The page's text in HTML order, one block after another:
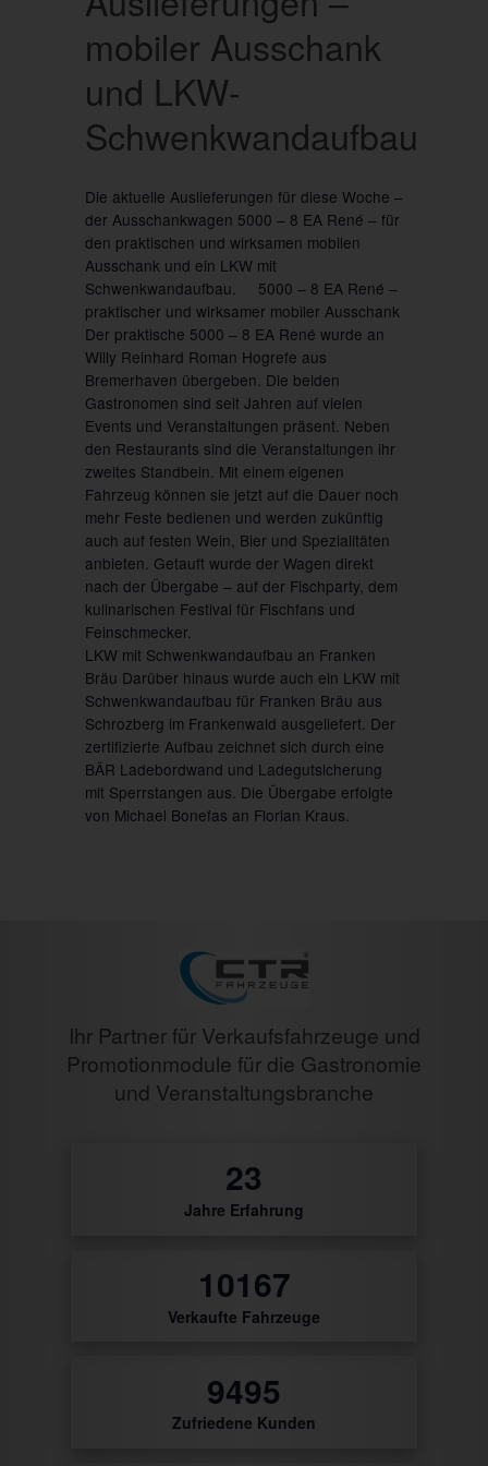
mobiler Ausschank
und LKW-
Schwenkwandaufbau
Die aktuelle Auslieferungen für diese Woche –
der Ausschankwagen 5000 – 8 EA René – für
den praktischen und wirksamen mobilen
Ausschank und ein LKW mit
Schwenkwandaufbau. 5000 – 8 EA René –
praktischer und wirksamer mobiler Ausschank
Der praktische 5000 – 8 EA René wurde an
Willy Reinhard Roman Hogrefe aus
Bremerhaven übergeben. Die beiden
Gastronomen sind seit Jahren auf vielen
Events und Veranstaltungen präsent. Neben
den Restaurants sind die Veranstaltungen ihr
zweites Standbein. Mit einem eigenen
Fahrzeug können sie jetzt auf die Dauer noch
mehr Feste bedienen und werden zukünftig
auch auf festen Wein, Bier und Spezialitäten
anbieten. Getauft wurde der Wagen direkt
nach der Übergabe – auf der Fischparty, dem
kulinarischen Festival für Fischfans und
Feinschmecker.
LKW mit Schwenkwandaufbau an Franken
Bräu Darüber hinaus wurde auch ein LKW mit
Schwenkwandaufbau für Franken Bräu aus
Schrozberg im Frankenwald ausgeliefert. Der
zertifizierte Aufbau zeichnet sich durch eine
BÄR Ladebordwand und Ladegutsicherung
mit Sperrstangen aus. Die Übergabe erfolgte
von Michael Bonefas an Florian Kraus.
Ihr Partner für Verkaufsfahrzeuge und
Promotionmodule für die Gastronomie
und Veranstaltungsbranche
27
Jahre Erfahrung
10485
Verkaufte Fahrzeuge
9794
Zufriedene Kunden